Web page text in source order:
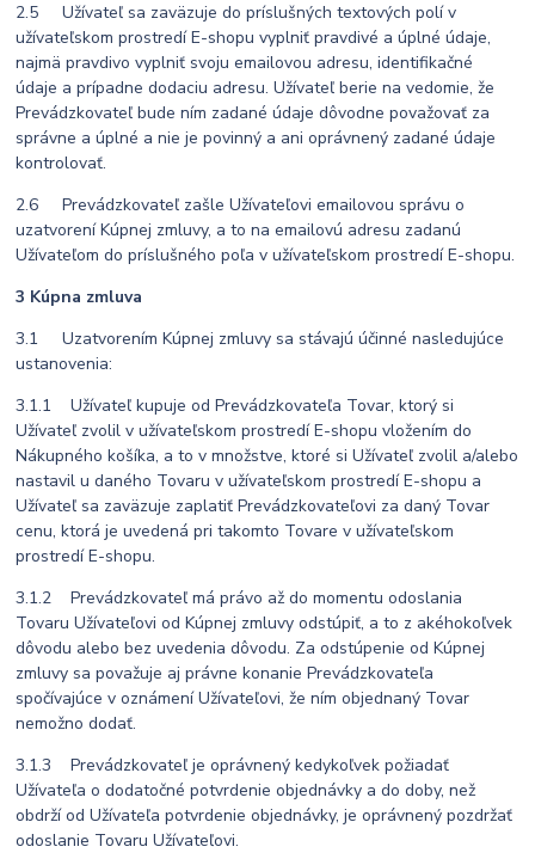
2.5 Užívateľ sa zaväzuje do príslušných textových polí v
užívateľskom prostredí E-shopu vyplniť pravdivé a úplné údaje,
najmä pravdivo vyplniť svoju emailovou adresu, identifikačné
údaje a prípadne dodaciu adresu. Užívateľ berie na vedomie, že
Prevádzkovateľ bude ním zadané údaje dôvodne považovať za
správne a úplné a nie je povinný a ani oprávnený zadané údaje
kontrolovať.
2.6 Prevádzkovateľ zašle Užívateľovi emailovou správu o
uzatvorení Kúpnej zmluvy, a to na emailovú adresu zadanú
Užívateľom do príslušného poľa v užívateľskom prostredí E-shopu.
3 Kúpna zmluva
3.1 Uzatvorením Kúpnej zmluvy sa stávajú účinné nasledujúce
ustanovenia:
3.1.1 Užívateľ kupuje od Prevádzkovateľa Tovar, ktorý si
Užívateľ zvolil v užívateľskom prostredí E-shopu vložením do
Nákupného košíka, a to v množstve, ktoré si Užívateľ zvolil a/alebo
nastavil u daného Tovaru v užívateľskom prostredí E-shopu a
Užívateľ sa zaväzuje zaplatiť Prevádzkovateľovi za daný Tovar
cenu, ktorá je uvedená pri takomto Tovare v užívateľskom
prostredí E-shopu.
3.1.2 Prevádzkovateľ má právo až do momentu odoslania
Tovaru Užívateľovi od Kúpnej zmluvy odstúpiť, a to z akéhokoľvek
dôvodu alebo bez uvedenia dôvodu. Za odstúpenie od Kúpnej
zmluvy sa považuje aj právne konanie Prevádzkovateľa
spočívajúce v oznámení Užívateľovi, že ním objednaný Tovar
nemožno dodať.
3.1.3 Prevádzkovateľ je oprávnený kedykoľvek požiadať
Užívateľa o dodatočné potvrdenie objednávky a do doby, než
obdrží od Užívateľa potvrdenie objednávky, je oprávnený pozdržať
odoslanie Tovaru Užívateľovi.